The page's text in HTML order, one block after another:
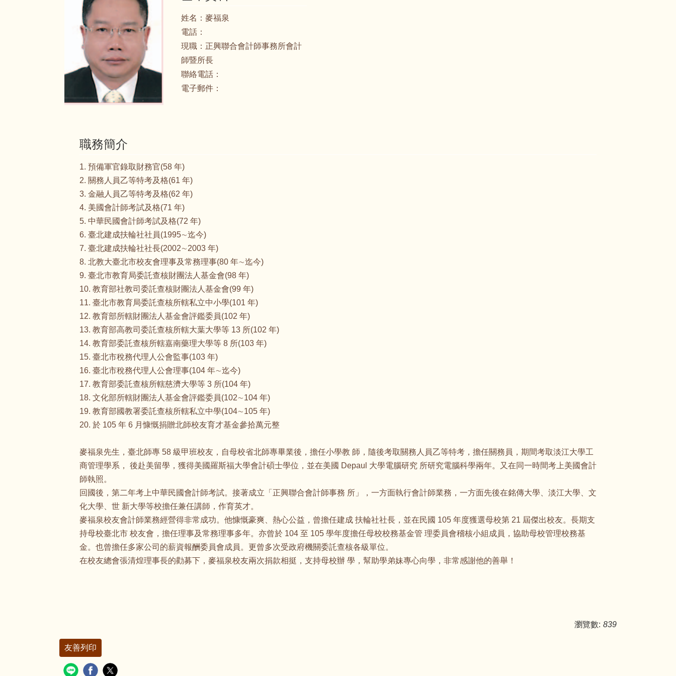
姓名： 麥福泉
電話：
現職： 正興聯合會計師事務所會計
師暨所長
聯絡電話：
電子郵件：
職務簡介
1. 預備軍官錄取財務官(58 年)
2. 關務人員乙等特考及格(61 年)
3. 金融人員乙等特考及格(62 年)
4. 美國會計師考試及格(71 年)
5. 中華民國會計師考試及格(72 年)
6. 臺北建成扶輪社社員(1995∼迄今)
7. 臺北建成扶輪社社長(2002∼2003 年)
8. 北教大臺北市校友會理事及常務理事(80 年∼迄今)
9. 臺北市教育局委託查核財團法人基金會(98 年)
10. 教育部社教司委託查核財團法人基金會(99 年)
11. 臺北市教育局委託查核所轄私立中小學(101 年)
12. 教育部所轄財團法人基金會評鑑委員(102 年)
13. 教育部高教司委託查核所轄大葉大學等 13 所(102 年)
14. 教育部委託查核所轄嘉南藥理大學等 8 所(103 年)
15. 臺北市稅務代理人公會監事(103 年)
16. 臺北市稅務代理人公會理事(104 年∼迄今)
17. 教育部委託查核所轄慈濟大學等 3 所(104 年)
18. 文化部所轄財團法人基金會評鑑委員(102∼104 年)
19. 教育部國教署委託查核所轄私立中學(104∼105 年)
20. 於 105 年 6 月慷慨捐贈北師校友育才基金參拾萬元整
麥福泉先生，臺北師專 58 級甲班校友，自母校省北師專畢業後，擔任小學教 師，隨後考取關務人員乙等特考，擔任關務員，期間考取淡江大學工
商管理學系， 後赴美留學，獲得美國羅斯福大學會計碩士學位，並在美國 Depaul 大學電腦研究 所研究電腦科學兩年。又在同一時間考上美國會計
師執照。
回國後，第二年考上中華民國會計師考試。接著成立「正興聯合會計師事務 所」，一方面執行會計師業務，一方面先後在銘傳大學、淡江大學、文
化大學、世 新大學等校擔任兼任講師，作育英才。
麥福泉校友會計師業務經營得非常成功。他慷慨豪爽、熱心公益，曾擔任建成 扶輪社社長，並在民國 105 年度獲選母校第 21 屆傑出校友。長期支
持母校臺北市 校友會，擔任理事及常務理事多年。亦曾於 104 至 105 學年度擔任母校校務基金管 理委員會稽核小組成員，協助母校管理校務基
金。也曾擔任多家公司的薪資報酬委員會成員。更曾多次受政府機關委託查核各級單位。
在校友總會張清煌理事長的勸募下，麥福泉校友兩次捐款相挺，支持母校辦 學，幫助學弟妹專心向學，非常感謝他的善舉！
瀏覽數: 839
友善列印